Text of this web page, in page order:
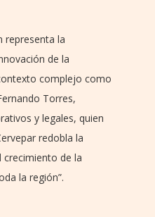
representa la
de la
complejo como
Torres,
y legales, quien
redobla la
de la
la región”.